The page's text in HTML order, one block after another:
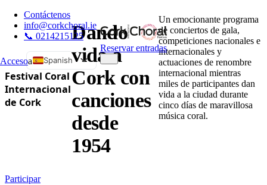
Contáctenos
info@corkchoral.ie
📞 0214215125
Accesoa
Spanish
English
Bulgarian
Reservar entradas
Festival Coral
Internacional
de Cork
Dando
vida a
Cork con
canciones
desde
1954
Un emocionante programa
de conciertos de gala,
competiciones nacionales e
internacionales y
actuaciones de renombre
internacional mientras
miles de participantes dan
vida a la ciudad durante
cinco días de maravillosa
música coral.
Participar